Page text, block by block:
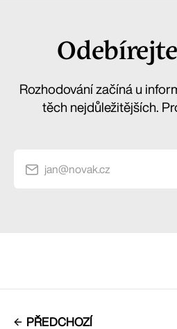
Rozhodování začíná u
těch nejdůležitějších.
jan@novak.cz
PŘEDCHOZÍ